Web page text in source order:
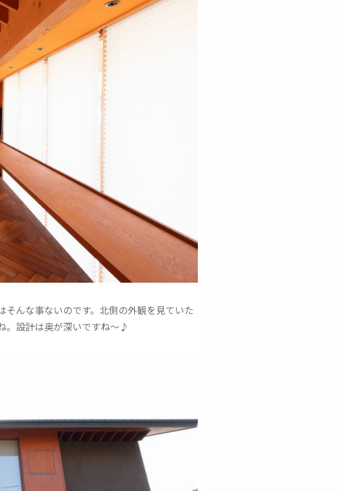
んな事ないのです。北側の外観を見ていた
。設計は奥が深いですね～♪